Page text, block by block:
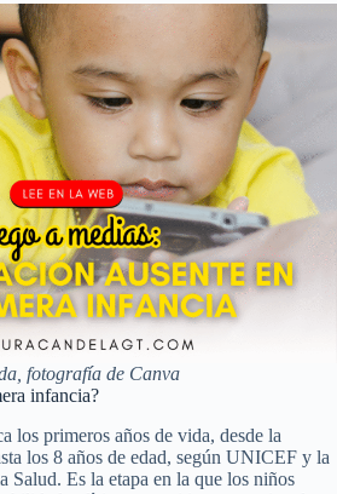
fotografía de Canva
infancia?
los primeros años de vida, desde la
los 8 años de edad, según UNICEF y la
Es la etapa en la que los niños